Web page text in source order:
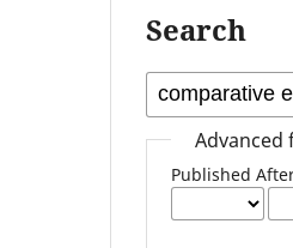
Search
Advanced
Published